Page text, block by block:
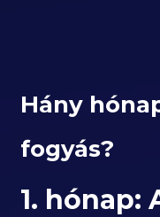
Hány
fogyás?
1. hónap: